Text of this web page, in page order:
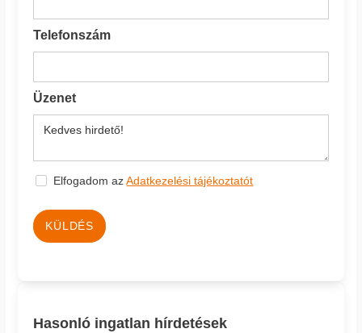
Telefonszám
Üzenet
Elfogadom azAdatkezelési tájékoztatót
KÜLDÉS
Hasonló ingatlan hírdetések